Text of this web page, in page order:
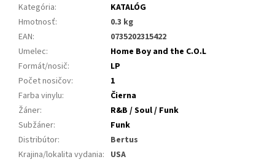
Kategória:
KATALÓG
Hmotnosť:
0.3 kg
EAN:
0735202315422
Umelec:
Home Boy and the C.O.L
Formát/nosič:
LP
Počet nosičov:
1
Farba vinylu:
Čierna
Žáner:
R&B / Soul / Funk
Subžáner:
Funk
Distribútor:
Bertus
Krajina/lokalita vydania: USA